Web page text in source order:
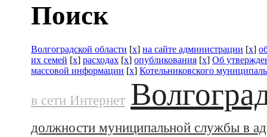
Поиск
Волгоградской области [x] на сайте администрации [x]
их семей [x] расходах [x] опубликования [x] Об
массовой информации [x] Котельниковского
в сети Интернет
должности муниципальной службы в